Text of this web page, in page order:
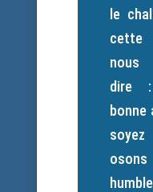
le
cette
dire
bonne